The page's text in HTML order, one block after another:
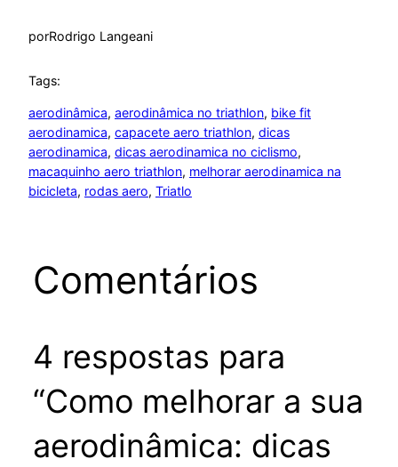
porRodrigo Langeani
Tags:
aerodinâmica, aerodinâmica no triathlon, bike fit
aerodinamica, capacete aero triathlon, dicas
aerodinamica, dicas aerodinamica no ciclismo
macaquinho aero triathlon, melhorar aerodinamica na
bicicleta, rodas aero, Triatlo
Comentários
4 respostas para
“Como melhorar a sua
aerodinâmica: dicas